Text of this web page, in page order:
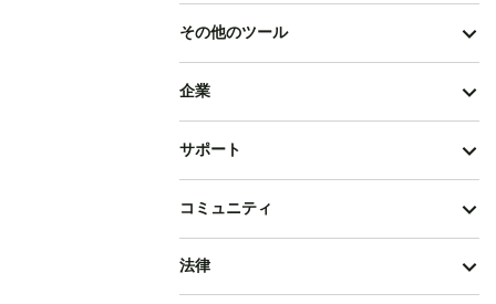
その他のツール
企業
サポート
コミュニティ
法律